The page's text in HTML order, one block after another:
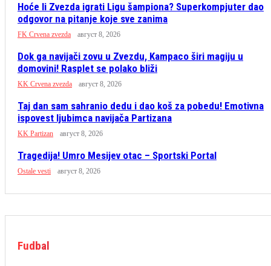
Hoće li Zvezda igrati Ligu šampiona? Superkompjuter dao
odgovor na pitanje koje sve zanima
FK Crvena zvezda август 8, 2026
Dok ga navijači zovu u Zvezdu, Kampaco širi magiju u
domovini! Rasplet se polako bliži
KK Crvena zvezda август 8, 2026
Taj dan sam sahranio dedu i dao koš za pobedu! Emotivna
ispovest ljubimca navijača Partizana
KK Partizan август 8, 2026
Tragedija! Umro Mesijev otac – Sportski Portal
Ostale vesti август 8, 2026
Fudbal